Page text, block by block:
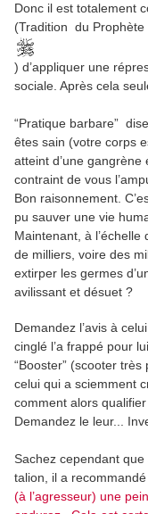
Donc il est totalement
(Tradition du Prophète
) d’appliquer une
sociale. Après cela
“Pratique barbare”
êtes sain (votre corps
atteint d’une
contraint de vous
Bon raisonnement.
pu sauver une vie
Maintenant, à l’échelle
de milliers, voire des
extirper les germes
avilissant et désuet ?
Demandez l’avis à
cinglé l’a frappé pour
“Booster” (scooter très
celui qui a sciemment
comment alors
Demandez le leur...
Sachez cependant
talion, il a
(à l’agresseur) une